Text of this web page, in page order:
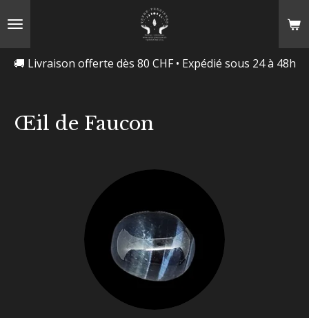
🚚 Livraison offerte dès 80 CHF • Expédié sous 24 à 48h
Œil de Faucon